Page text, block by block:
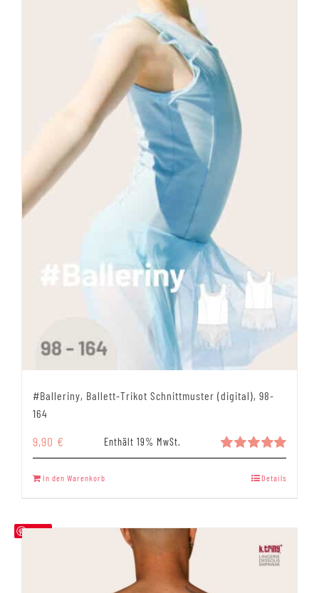
#Balleriny, Ballett-Trikot Schnittmuster (digital), 98-
164
Bewertet
5.00
9,90 € Enthält 19% MwSt.
In den Warenkorb Details
Save